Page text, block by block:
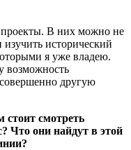
проекты. В них можно не
изучить исторический
я уже владею.
возможность
другую
стоит смотреть
Что они найдут в этой